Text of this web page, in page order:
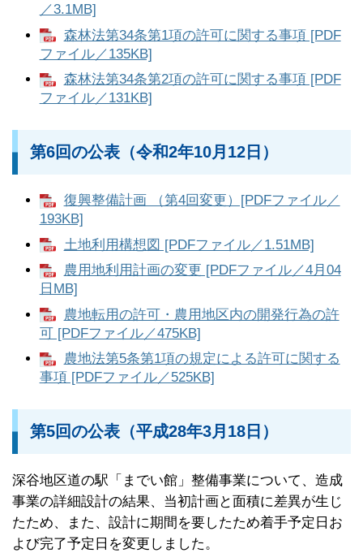
／3.1MB]
森林法第34条第1項の許可に関する事項 [PDF
ファイル／135KB]
森林法第34条第2項の許可に関する事項 [PDF
ファイル／131KB]
第6回の公表（令和2年10月12日）
復興整備計画 （第4回変更）[PDFファイル／
193KB]
土地利用構想図 [PDFファイル／1.51MB]
農用地利用計画の変更 [PDFファイル／4月04
日MB]
農地転用の許可・農用地区内の開発行為の許
可 [PDFファイル／475KB]
農地法第5条第1項の規定による許可に関する
事項 [PDFファイル／525KB]
第5回の公表（平成28年3月18日）
深谷地区道の駅「までい館」整備事業について、造成
事業の詳細設計の結果、当初計画と面積に差異が生じ
たため、また、設計に期間を要したため着手予定日お
よび完了予定日を変更しました。